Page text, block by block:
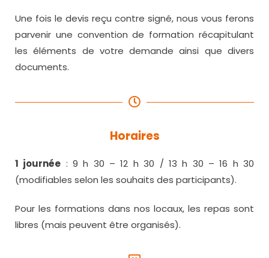
Une fois le devis reçu contre signé, nous vous ferons
parvenir une convention de formation récapitulant
les éléments de votre demande ainsi que divers
documents.
Horaires
1 journée : 9 h 30 – 12 h 30 / 13 h 30 – 16 h 30
(modifiables selon les souhaits des participants).
Pour les formations dans nos locaux, les repas sont
libres (mais peuvent être organisés).